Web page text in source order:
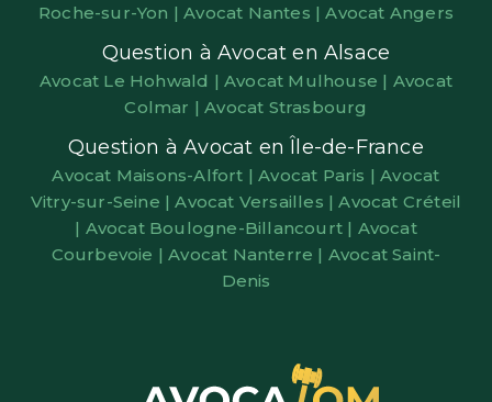
Roche-sur-Yon |Avocat Nantes |Avocat Angers
Question à Avocat en Alsace
Avocat Le Hohwald |Avocat Mulhouse | Avocat
Colmar |Avocat Strasbourg
Question à Avocat en Île-de-France
Avocat Maisons-Alfort |Avocat Paris |Avocat
Vitry-sur-Seine |Avocat Versailles |Avocat Créteil
| Avocat Boulogne-Billancourt | Avocat
Courbevoie |Avocat Nanterre | Avocat Saint-
Denis